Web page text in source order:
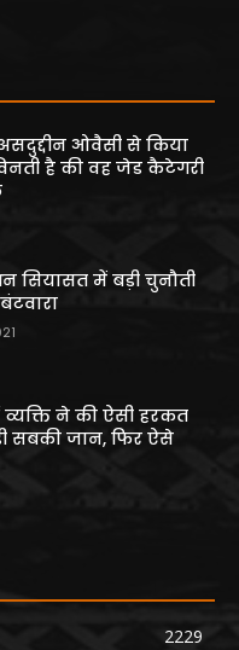
ओवैसी से किया
है की वह जेड कैटेगरी
सियासत में बड़ी चुनौती
ने की ऐसी हरकत
सबकी जान, फिर ऐसे
2229